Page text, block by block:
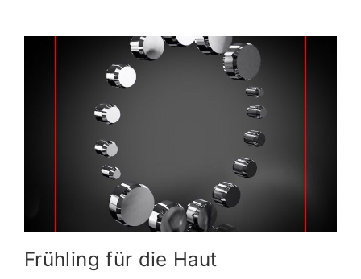
Frühling für die Haut